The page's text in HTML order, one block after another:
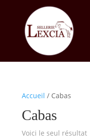
Accueil / Cabas
Cabas
Voici le seul résultat